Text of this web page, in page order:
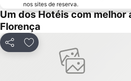
Via Roma
Via
San Lorenzo Market
Novoli
Le Cantine di Greve in Chianti
Mercato di San Lorenzo
nos sites de reserva.
Um dos Hotéis com melhor
Florença
PartilharAdicionar aos favoritos